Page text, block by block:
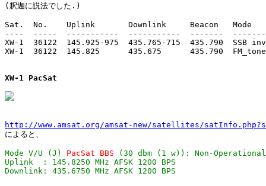
(釈迦に説法でした.)
Sat.  No.    Uplink       Downlink     Beacon
----  -----  -----------  -----------  -------
XW-1  36122  145.925-975  435.765-715  435.790  SSB
XW-1  36122  145.825      435.675      435.790  FM_tone
XW-1 PacSat
http://www.amsat.org/amsat-new/satellites/
Mode V/U (J) PacSat BBS (30 dbm (1 w)): Non-
Uplink  : 145.8250 MHz AFSK 1200 BPS